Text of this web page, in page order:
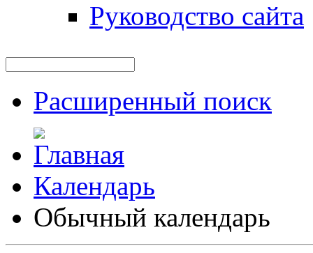
Руководство сайта
Расширенный поиск
Календарь
Обычный календарь